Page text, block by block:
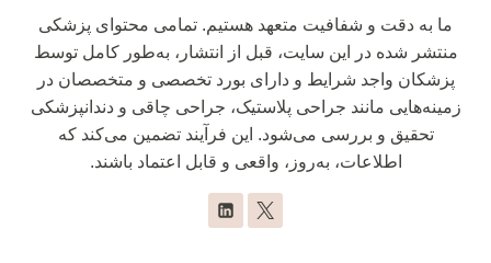
ما به دقت و شفافیت متعهد هستیم. تمامی محتوای پزشکی
منتشر شده در این سایت، قبل از انتشار، به‌طور کامل توسط
پزشکان واجد شرایط و دارای بورد تخصصی و متخصصان در
زمینه‌هایی مانند جراحی پلاستیک، جراحی چاقی و دندانپزشکی
تحقیق و بررسی می‌شود. این فرآیند تضمین می‌کند که
اطلاعات، به‌روز، واقعی و قابل اعتماد باشند.